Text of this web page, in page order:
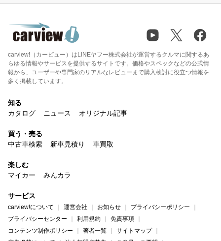
carview!（カービュー）はLINEヤフー株式会社が運営するクルマに関するあ
らゆる情報やサービスを提供するサイトです。価格やスペックなどの公式情
報から、ユーザーや専門家のリアルなレビューまで購入検討に役立つ情報を
多く掲載しています。
知る
カタログ
ニュース オリジナル記事
買う・売る
中古車検索
新車見積り 車買取
楽しむ
マイカー
みんカラ
サービス
carview!について 運営会社 お知らせ
プライバシーポリシー
プライバシーセンター
利用規約
免責事項
コンテンツ制作ポリシー
著者一覧
サイトマップ